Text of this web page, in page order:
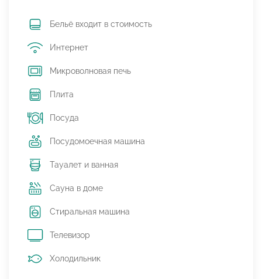
Бельё входит в стоимость
Интернет
Микроволновая печь
Плита
Посуда
Посудомоечная машина
Тауалет и ванная
Сауна в доме
Стиральная машина
Телевизор
Холодильник